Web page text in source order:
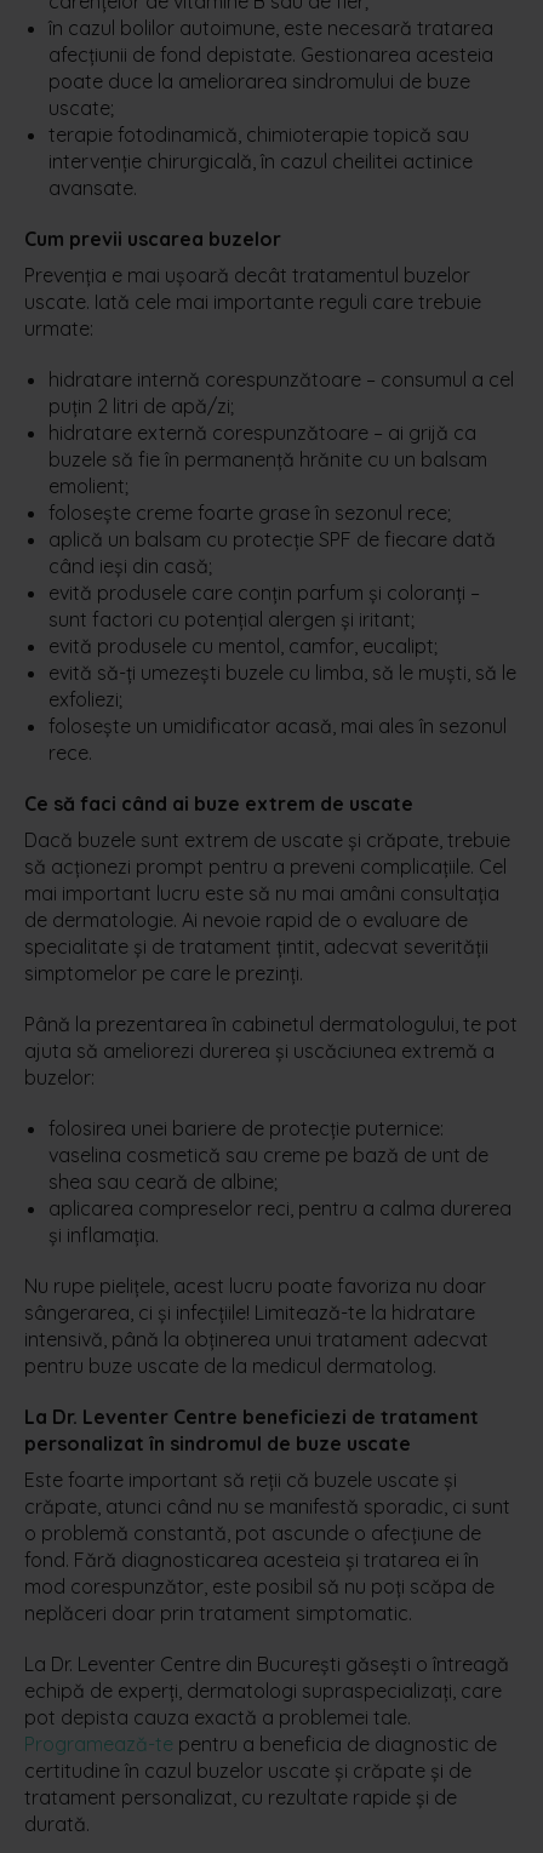
în cazul bolilor autoimune, este necesară tratarea
afecțiunii de fond depistate. Gestionarea acesteia
poate duce la ameliorarea sindromului de buze
uscate;
terapie fotodinamică, chimioterapie topică sau
intervenție chirurgicală, în cazul cheilitei actinice
avansate.
Cum previi uscarea buzelor
Prevenția e mai ușoară decât tratamentul buzelor
uscate. Iată cele mai importante reguli care trebuie
urmate:
hidratare internă corespunzătoare – consumul a cel
puțin 2 litri de apă/zi;
hidratare externă corespunzătoare – ai grijă ca
buzele să fie în permanență hrănite cu un balsam
emolient;
folosește creme foarte grase în sezonul rece;
aplică un balsam cu protecție SPF de fiecare dată
când ieși din casă;
evită produsele care conțin parfum și coloranți –
sunt factori cu potențial alergen și iritant;
evită produsele cu mentol, camfor, eucalipt;
evită să-ți umezești buzele cu limba, să le muști, să le
exfoliezi;
folosește un umidificator acasă, mai ales în sezonul
rece.
Ce să faci când ai buze extrem de uscate
Dacă buzele sunt extrem de uscate și crăpate, trebuie
să acționezi prompt pentru a preveni complicațiile. Cel
mai important lucru este să nu mai amâni consultația
de dermatologie. Ai nevoie rapid de o evaluare de
specialitate și de tratament țintit, adecvat severității
simptomelor pe care le prezinți.
Până la prezentarea în cabinetul dermatologului, te pot
ajuta să ameliorezi durerea și uscăciunea extremă a
buzelor:
folosirea unei bariere de protecție puternice:
vaselina cosmetică sau creme pe bază de unt de
shea sau ceară de albine;
aplicarea compreselor reci, pentru a calma durerea
și inflamația.
Nu rupe pielițele, acest lucru poate favoriza nu doar
sângerarea, ci și infecțiile! Limitează-te la hidratare
intensivă, până la obținerea unui tratament adecvat
pentru buze uscate de la medicul dermatolog.
La Dr. Leventer Centre beneficiezi de tratament
personalizat în sindromul de buze uscate
Este foarte important să reții că buzele uscate și
crăpate, atunci când nu se manifestă sporadic, ci sunt
o problemă constantă, pot ascunde o afecțiune de
fond. Fără diagnosticarea acesteia și tratarea ei în
mod corespunzător, este posibil să nu poți scăpa de
neplăceri doar prin tratament simptomatic.
La Dr. Leventer Centre din București găsești o întreagă
echipă de experți, dermatologi supraspecializați, care
pot depista cauza exactă a problemei tale.
Programează-te pentru a beneficia de diagnostic de
certitudine în cazul buzelor uscate și crăpate și de
tratament personalizat, cu rezultate rapide și de
durată.